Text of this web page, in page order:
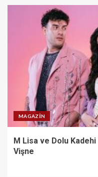
MAGAZIN
M Lisa ve Dolu
Vişne